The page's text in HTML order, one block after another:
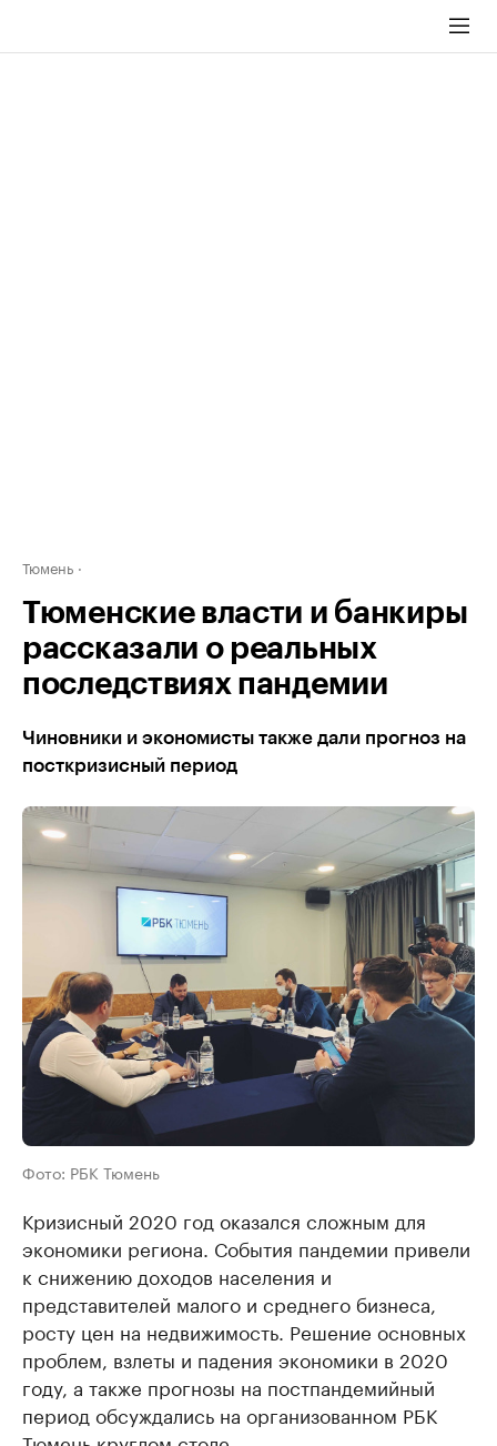
Тюмень
Тюменские власти и банкиры
рассказали о реальных
последствиях пандемии
Чиновники и экономисты также дали прогноз на
посткризисный период
Фото: РБК Тюмень
Кризисный 2020 год оказался сложным для
экономики региона. События пандемии привели
к снижению доходов населения и
представителей малого и среднего бизнеса,
росту цен на недвижимость. Решение основных
проблем, взлеты и падения экономики в 2020
году, а также прогнозы на постпандемийный
период обсуждались на организованном РБК